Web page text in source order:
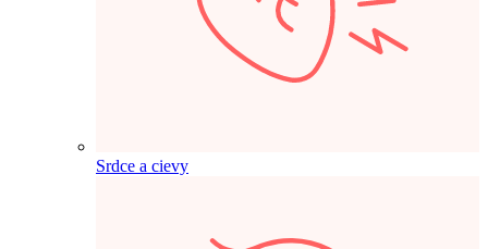
Srdce a cievy